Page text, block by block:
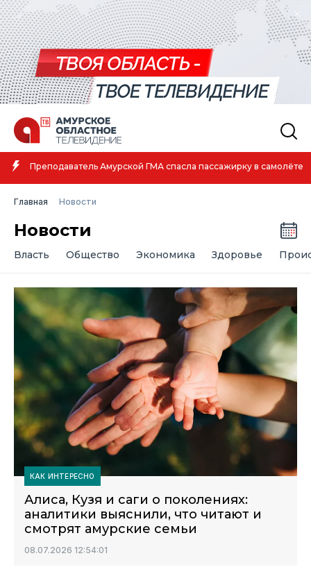
Амурская спортсменка выиграла первенство России по лёгкой
атлетике
Главная Новости
Новости
Власть Общество Экономика Здоровье
КАК ИНТЕРЕСНО
Алиса, Кузя и саги о поколениях:
аналитики выяснили, что читают и
смотрят амурские семьи
08.07.2026 12:54:01